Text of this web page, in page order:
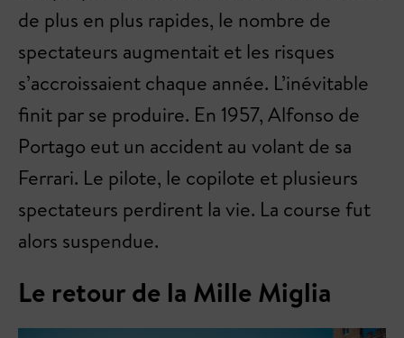
de plus en plus rapides, le nombre de
spectateurs augmentait et les risques
s’accroissaient chaque année. L’inévitable
finit par se produire. En 1957, Alfonso de
Portago eut un accident au volant de sa
Ferrari. Le pilote, le copilote et plusieurs
spectateurs perdirent la vie. La course fut
alors suspendue.
Le retour de la Mille Miglia